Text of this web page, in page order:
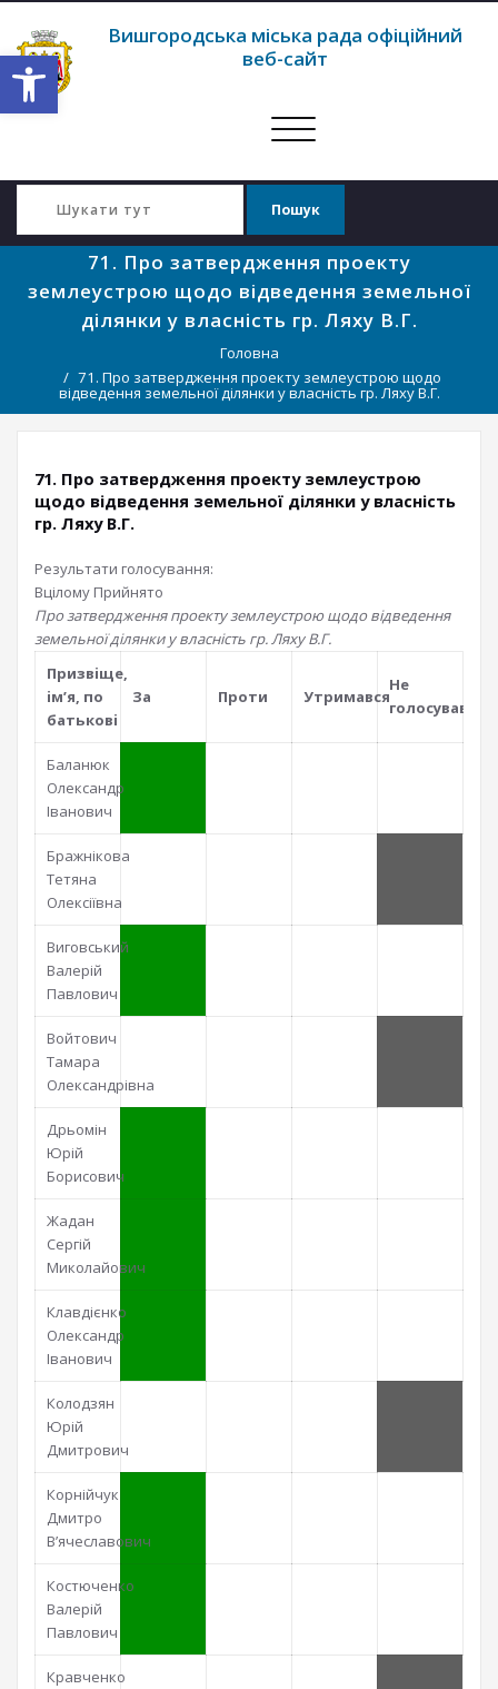
Відкрити Панель інструментів
Вишгородська міська рада офіційний
веб-сайт
Перемкнути
71. Про затвердження проекту
землеустрою щодо відведення земельної
ділянки у власність гр. Ляху В.Г.
Головна
71. Про затвердження проекту землеустрою щодо
відведення земельної ділянки у власність гр. Ляху В.Г.
71. Про затвердження проекту землеустрою
щодо відведення земельної ділянки у власність
гр. Ляху В.Г.
Результати голосування:
Вцілому Прийнято
Про затвердження проекту землеустрою щодо відведення
земельної ділянки у власність гр. Ляху В.Г.
Призвiще,
iм’я, по
батьковi
За Проти Утримався
Не
голосував
Баланюк
Олександр
Іванович
Бражнікова
Тетяна
Олексіївна
Виговський
Валерій
Павлович
Войтович
Тамара
Олександрівна
Дрьомін
Юрій
Борисович
Жадан
Сергій
Миколайович
Клавдієнко
Олександр
Іванович
Колодзян
Юрій
Дмитрович
Корнійчук
Дмитро
В’ячеславович
Костюченко
Валерій
Павлович
Кравченко